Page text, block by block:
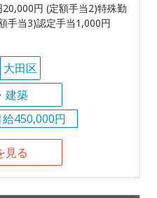
円 (定額手当2)特殊勤
手当3)認定手当1,000円
大田区
建築
給450,000円
見る